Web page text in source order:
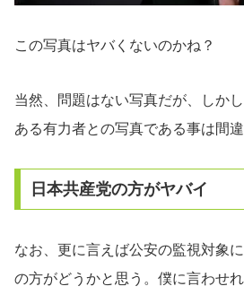
この写真はヤバくないのかね？
当然、問題はない写真だが、しか
ある有力者との写真である事は間違
日本共産党の方がヤバイ
なお、更に言えば公安の監視対象
の方がどうかと思う。僕に言わせ